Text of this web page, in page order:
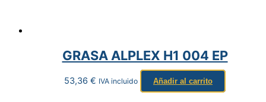
GRASA ALPLEX H1 004 EP
53,36 € IVA incluido Añadir al carrito